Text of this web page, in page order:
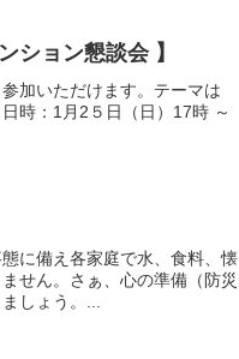
ョン懇談会 】
加いただけます。テーマは
時：1月2５日（日）17時 ～
に備え各家庭で水、食料、懐
せん。さぁ、心の準備（防災
しょう。...